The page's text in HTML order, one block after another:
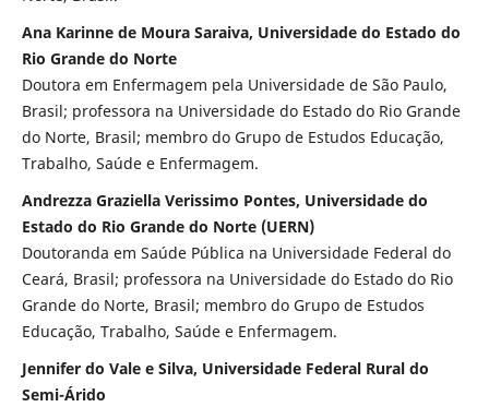
Ana Karinne de Moura Saraiva, Universidade do Estado do
Rio Grande do Norte
Doutora em Enfermagem pela Universidade de São Paulo,
Brasil; professora na Universidade do Estado do Rio Grande
do Norte, Brasil; membro do Grupo de Estudos Educação,
Trabalho, Saúde e Enfermagem.
Andrezza Graziella Verissimo Pontes, Universidade do
Estado do Rio Grande do Norte (UERN)
Doutoranda em Saúde Pública na Universidade Federal do
Ceará, Brasil; professora na Universidade do Estado do Rio
Grande do Norte, Brasil; membro do Grupo de Estudos
Educação, Trabalho, Saúde e Enfermagem.
Jennifer do Vale e Silva, Universidade Federal Rural do
Semi-Árido